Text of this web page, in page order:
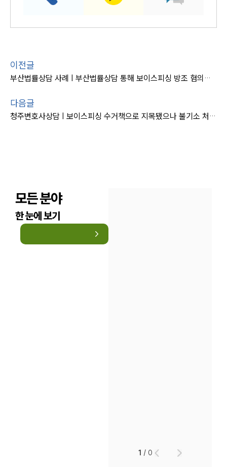
이전글
부산법률상담 사례 | 부산법률상담 통해 보이스피싱 방조 혐의에도 불기소 성공
다음글
청주변호사상담 | 보이스피싱 수거책으로 지목됐으나 불기소 처분 받아냄
모든 분야
한 눈에 보기
1 /0